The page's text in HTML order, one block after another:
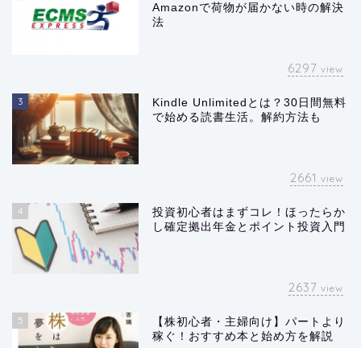
Amazonで荷物が届かない時の解決
法
6297 view
3
Kindle Unlimitedとは？30日間無料
で始める読書生活。解約方法も
2661 view
4
投資初心者はまずコレ！ほったらか
し確定拠出年金とポイント投資入門
2637 view
5
【株初心者・主婦向け】パートより
稼ぐ！おすすめ本と始め方を解説